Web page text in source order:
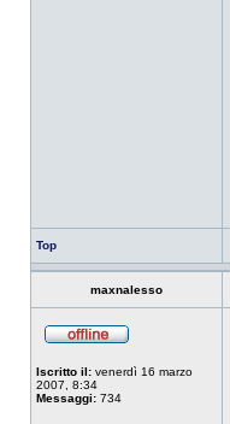
Top
maxnalesso
Iscritto il: venerdì 16 marzo
2007, 8:34
Messaggi: 734